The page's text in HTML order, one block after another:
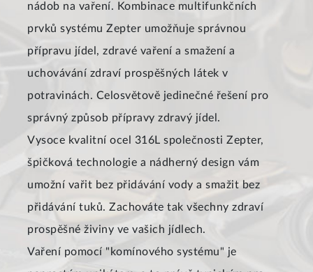
nádob na vaření. Kombinace multifunkčních
prvků systému Zepter umožňuje správnou
přípravu jídel, zdravé vaření a smažení a
uchovávání zdraví prospěšných látek v
potravinách. Celosvětově jedinečné řešení pro
správný způsob přípravy zdravý jídel.
Vysoce kvalitní ocel 316L společnosti Zepter,
špičková technologie a nádherný design vám
umožní vařit bez přidávání vody a smažit bez
přidávání tuků. Zachováte tak všechny zdraví
prospěšné živiny ve vašich jídlech.
Vaření pomocí "komínového systému" je